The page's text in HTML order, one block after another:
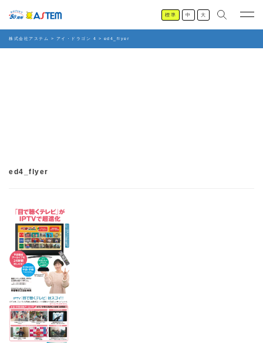
標準 中 大
株式会社アステム > アイ・ドラゴン 4 > ed4_flyer
ed4_flyer